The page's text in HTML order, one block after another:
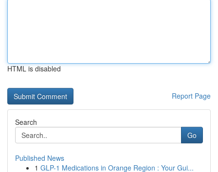
HTML is disabled
Report Page
Search
Go
Published News
1 GLP-1 Medications in Orange Region : Your Gui...